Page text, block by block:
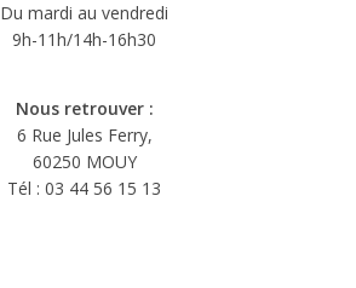
Du mardi au vendredi
9h-11h/14h-16h30
Nous retrouver :
6 Rue Jules Ferry,
60250 MOUY
Tél : 03 44 56 15 13